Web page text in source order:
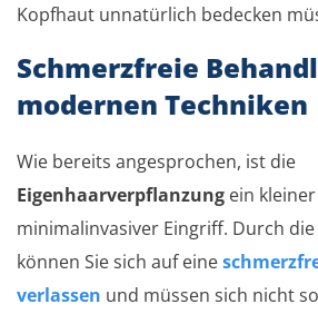
Kopfhaut unnatürlich bedecken
Schmerzfreie
modernen Techniken
Wie bereits angesprochen, ist die
Eigenhaarverpflanzung ein
minimalinvasiver Eingriff. Durch die
können Sie sich auf eine
verlassen und müssen sich nicht